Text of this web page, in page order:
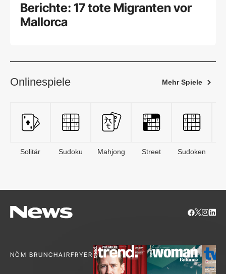
Berichte: 17 tote Migranten vor
Mallorca
Onlinespiele Mehr Spiele
Solitär Sudoku Mahjong Street Sudoken
NÖM BRUNCHAIRFRYER